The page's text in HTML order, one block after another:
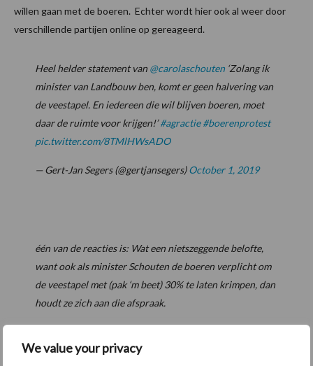
We value your privacy
willen gaan met de boeren. Echter wordt hier ook al weer door
verschillende partijen online op gereageerd.
Heel helder statement van @carolaschouten ‘Zolang ik
minister van Landbouw ben, komt er geen halvering van
de veestapel. En iedereen die wil blijven boeren, moet
daar de ruimte voor krijgen!’#agractie #boerenprotest
pic.twitter.com/8TMlHWsADO
— Gert-Jan Segers (@gertjansegers)October 1, 2019
één van de reacties is: Wat een nietszeggende belofte,
want ook als minister Schouten de boeren verplicht om
de veestapel met (pak ‘m beet) 30% te laten krimpen, dan
houdt ze zich aan die afspraak.
12.00 uur